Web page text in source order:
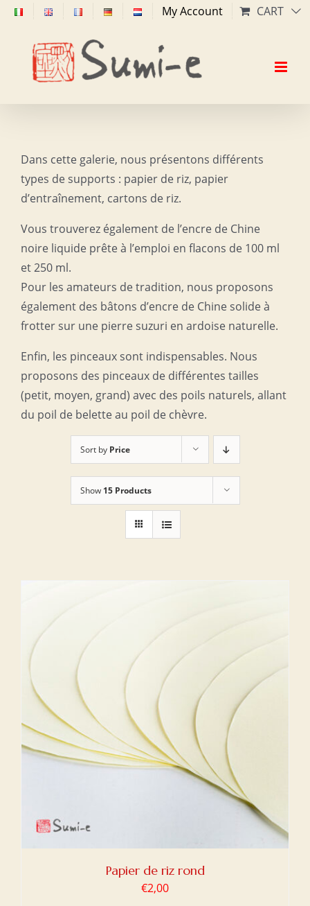
Skip
content
My Account CART
Dans cette galerie, nous présentons différents
types de supports : papier de riz, papier
d’entraînement, cartons de riz.
Vous trouverez également de l’encre de Chine
noire liquide prête à l’emploi en flacons de 100 ml
et 250 ml.
Pour les amateurs de tradition, nous proposons
également des bâtons d’encre de Chine solide à
frotter sur une pierre suzuri en ardoise naturelle.
Enfin, les pinceaux sont indispensables. Nous
proposons des pinceaux de différentes tailles
(petit, moyen, grand) avec des poils naturels, allant
du poil de belette au poil de chèvre.
Sort by Price
Show 15 Products
Papier de riz rond
€2,00